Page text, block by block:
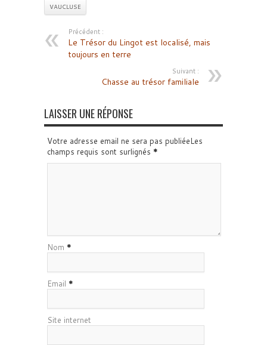
VAUCLUSE
Précédent :
Le Trésor du Lingot est localisé, mais
toujours en terre
Suivant :
Chasse au trésor familiale
LAISSER UNE RÉPONSE
Votre adresse email ne sera pas publiéeLes
champs requis sont surlignés *
Nom *
Email *
Site internet